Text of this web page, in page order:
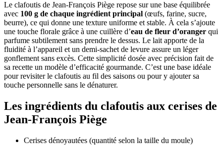
Le clafoutis de Jean-François Piège repose sur une base équilibrée
avec 100 g de chaque ingrédient principal (œufs, farine, sucre,
beurre), ce qui donne une texture uniforme et stable. À cela s’ajoute
une touche florale grâce à une cuillère d’eau de fleur d’oranger qui
parfume subtilement sans prendre le dessus. Le lait apporte de la
fluidité à l’appareil et un demi-sachet de levure assure un léger
gonflement sans excès. Cette simplicité dosée avec précision fait de
sa recette un modèle d’efficacité gourmande. C’est une base idéale
pour revisiter le clafoutis au fil des saisons ou pour y ajouter sa
touche personnelle sans le dénaturer.
Les ingrédients du clafoutis aux cerises de
Jean-François Piège
Cerises dénoyautées (quantité selon la taille du moule)